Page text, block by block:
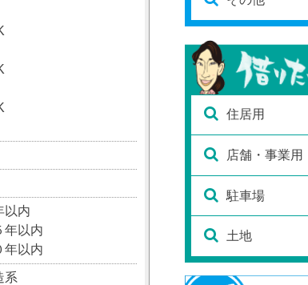
以内
年以内
年以内
系
住居用
店舗・事業用
駐車場
土地